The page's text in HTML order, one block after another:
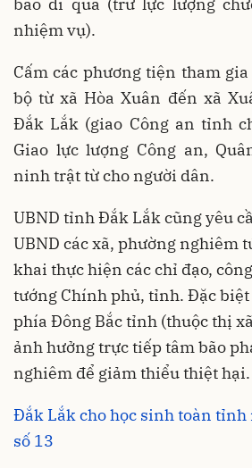
nhiệm vụ).
Cấm các phương tiện tham
bộ từ xã Hòa Xuân đến xã
Đắk Lắk (giao Công an tỉnh
Giao lực lượng Công an,
ninh trật từ cho người dân.
UBND tỉnh Đắk Lắk cũng yêu
UBND các xã, phường nghiêm
khai thực hiện các chỉ đạo,
tướng Chính phủ, tỉnh. Đặc
phía Đông Bắc tỉnh (thuộc thị
ảnh hưởng trực tiếp tâm bão
nghiêm để giảm thiểu thiệt hại.
Đắk Lắk cho học sinh toàn
số 13